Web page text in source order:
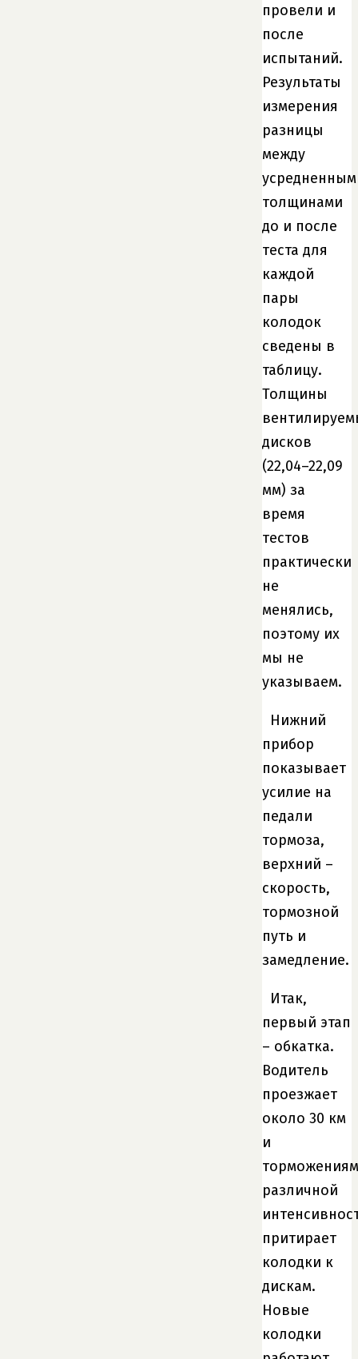
провели и
после
испытаний.
Результаты
измерения
разницы
между
толщинами
до и после
теста для
каждой
пары
колодок
сведены в
таблицу.
Толщины
дисков
(22,04–22,09
мм) за
время
тестов
практически
не
менялись,
поэтому их
мы не
указываем.
Нижний
прибор
показывает
усилие на
педали
тормоза,
верхний –
скорость,
тормозной
путь и
замедление.
Итак,
первый этап
– обкатка.
Водитель
проезжает
около 30 км
и
различной
притирает
колодки к
дискам.
Новые
колодки